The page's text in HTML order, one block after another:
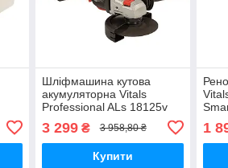
Шліфмашина кутова
акумуляторна Vitals
Professional ALs 18125v
3 299₴ 3 958,80 ₴
Купити
1